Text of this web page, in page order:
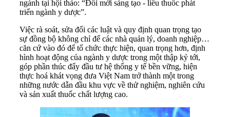
ngành tại hội thảo: “Đổi mới sáng tạo - liều thuốc phát
triển ngành y dược”.
Việc rà soát, sửa đổi các luật và quy định quan trọng tạo
sự đồng bộ không chỉ để các nhà quản lý, doanh nghiệp…
căn cứ vào đó để tổ chức thực hiện, quan trọng hơn, định
hình hoạt động của ngành y dược trong một thập kỷ tới,
góp phần thúc đẩy đầu tư hệ thống y tế bền vững, hiện
thực hoá khát vọng đưa Việt Nam trở thành một trong
những nước dẫn đầu khu vực về thử nghiệm, nghiên cứu
và sản xuất thuốc chất lượng cao.